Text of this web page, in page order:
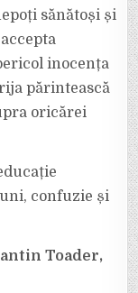
sănătoși și
inocența
părintească
oricărei
confuzie și
Toader,